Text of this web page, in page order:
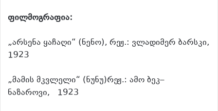
ფილმოგრაფია:
„არსენა ყაჩაღი“ (ნენო), რეჟ.: ვლადიმერ ბარსკი,
1923
„მამის მკვლელი“ (ნუნუ)რეჟ.: ამო ბეკ–
ნაზაროვი, 1923